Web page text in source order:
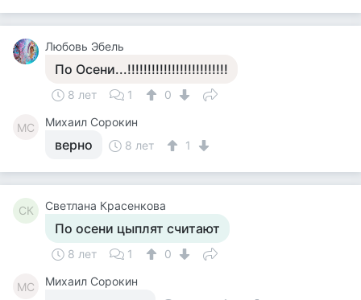
Любовь Эбель
По Осени...!!!!!!!!!!!!!!!!!!!!!!!!!
8 лет 1 0
МС Михаил Сорокин
верно 8 лет 1
СК Светлана Красенкова
По осени цыплят считают
8 лет 1 0
МС Михаил Сорокин